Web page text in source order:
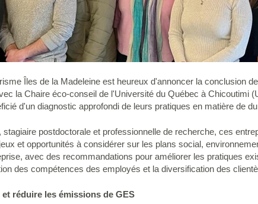
Îles de la Madeleine est heureux d'annoncer la conclusion
la Chaire éco-conseil de l'Université du Québec à Chicoutimi
d'un diagnostic approfondi de leurs pratiques en matière de
postdoctorale et professionnelle de recherche, ces
et opportunités à considérer sur les plans social,
avec des recommandations pour améliorer les pratiques
des compétences des employés et la diversification des
réduire les émissions de GES